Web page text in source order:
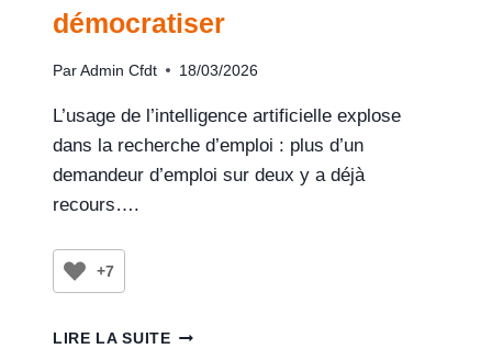
démocratiser
Par Admin Cfdt 18/03/2026
L’usage de l’intelligence artificielle explose
dans la recherche d’emploi : plus d’un
demandeur d’emploi sur deux y a déjà
recours….
+7
LIRE LA SUITE